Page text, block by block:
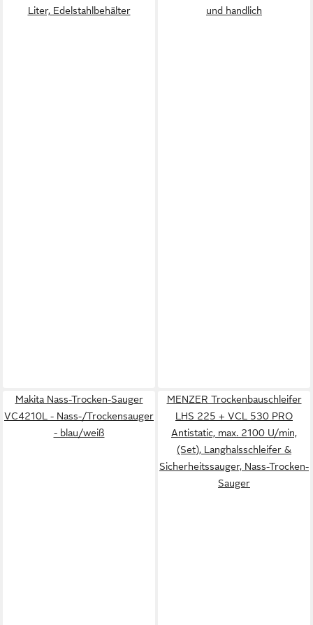
Liter, Edelstahlbehälter
und handlich
Makita Nass-Trocken-Sauger
VC4210L - Nass-/Trockensauger
- blau/weiß
MENZER Trockenbauschleifer
LHS 225 + VCL 530 PRO
Antistatic, max. 2100 U/min,
(Set), Langhalsschleifer &
Sicherheitssauger, Nass-Trocken-
Sauger